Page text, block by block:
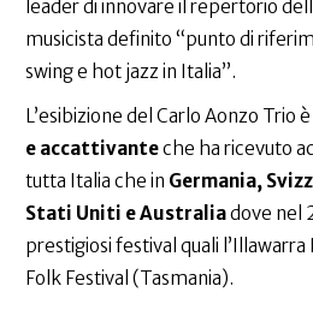
leader di innovare il repertorio
musicista definito “punto di
swing e hot jazz in Italia”.
L’esibizione del Carlo Aonzo Trio
e accattivanteche ha ricevuto
tutta Italia che in Germania,
Stati Uniti e Australiadove nel
prestigiosi festival quali l’Illawarra
Folk Festival (Tasmania).